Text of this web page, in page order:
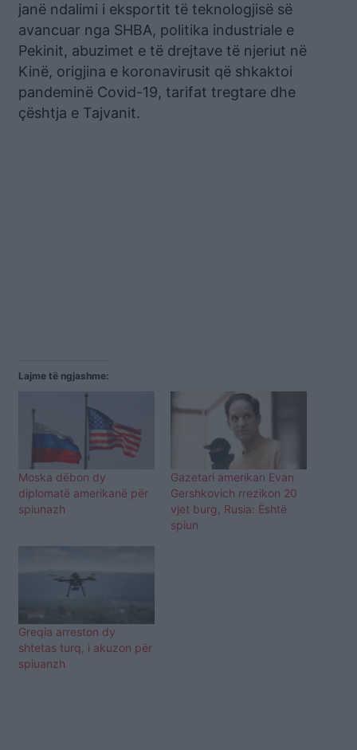
janë ndalimi i eksportit të teknologjisë së
avancuar nga SHBA, politika industriale e
Pekinit, abuzimet e të drejtave të njeriut në
Kinë, origjina e koronavirusit që shkaktoi
pandeminë Covid-19, tarifat tregtare dhe
çështja e Tajvanit.
Lajme të ngjashme:
Moska dëbon dy
diplomatë amerikanë për
spiunazh
Gazetari amerikan Evan
Gershkovich rrezikon 20
vjet burg, Rusia: Është
spiun
Greqia arreston dy
shtetas turq, i akuzon për
spiuanzh